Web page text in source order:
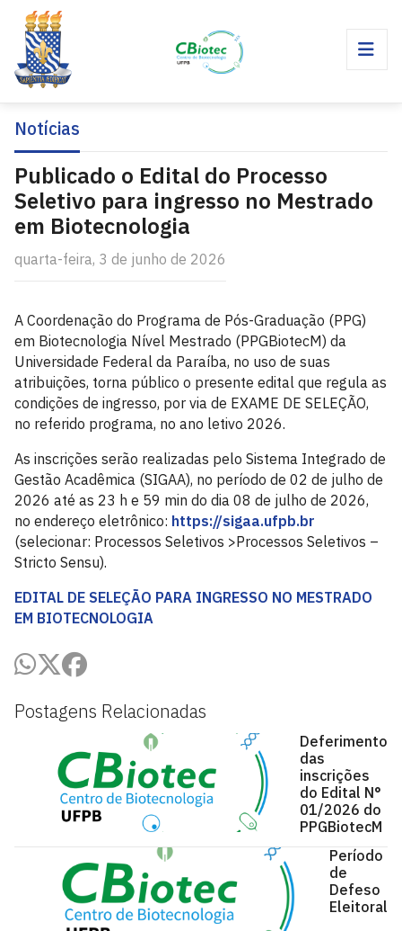
Postagens Relacionadas
Deferimento
das
inscrições
do Edital N°
01/2026 do
PPGBiotecM
Período
de
Defeso
Eleitoral
Notícias
Publicado o Edital do Processo
Seletivo para ingresso no Mestrado
em Biotecnologia
quarta-feira, 3 de junho de 2026
A Coordenação do Programa de Pós-Graduação (PPG)
em Biotecnologia Nível Mestrado (PPGBiotecM) da
Universidade Federal da Paraíba, no uso de suas
atribuições, torna público o presente edital que regula as
condições de ingresso, por via de EXAME DE SELEÇÃO,
no referido programa, no ano letivo 2026.
As inscrições serão realizadas pelo Sistema Integrado de
Gestão Acadêmica (SIGAA), no período de 02 de julho de
2026 até as 23 h e 59 min do dia 08 de julho de 2026,
no endereço eletrônico: https://sigaa.ufpb.br
(selecionar: Processos Seletivos >Processos Seletivos –
Stricto Sensu).
EDITAL DE SELEÇÃO PARA INGRESSO NO MESTRADO
EM BIOTECNOLOGIA